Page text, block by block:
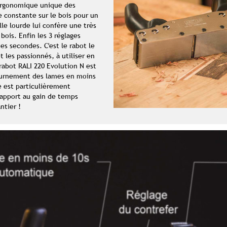
unique des
constante sur le bois pour un
lourde lui confère une très
Enfin les 3 réglages
secondes. C'est le rabot le
les passionnés, à utiliser en
RALI 220 Evolution N est
des lames en moins
est particulièrement
au gain de temps
!